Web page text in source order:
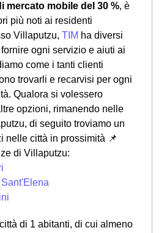
mercato mobile del 30 %, è
più noti ai residenti
Villaputzu, TIM ha diversi
fornire ogni servizio e aiuti ai
come i tanti clienti
trovarli e recarvisi per ogni
Qualora si volessero
opzioni, rimanendo nelle
di seguito troviamo un
nelle città in prossimità 📌
di Villaputzu:
di 1 abitanti, di cui almeno